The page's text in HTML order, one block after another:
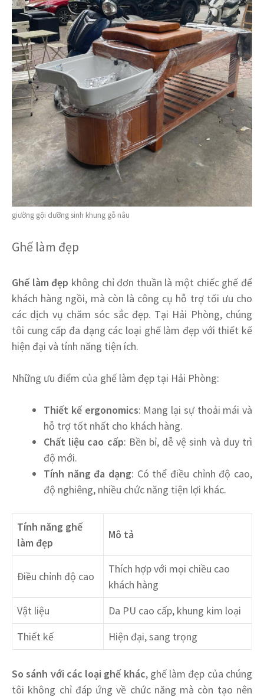
giường gội dưỡng sinh khung gỗ nâu
Ghế làm đẹp
Ghế làm đẹp không chỉ đơn thuần là một chiếc ghế để
khách hàng ngồi, mà còn là công cụ hỗ trợ tối ưu cho
các dịch vụ chăm sóc sắc đẹp. Tại Hải Phòng, chúng
tôi cung cấp đa dạng các loại ghế làm đẹp với thiết kế
hiện đại và tính năng tiện ích.
Những ưu điểm của ghế làm đẹp tại Hải Phòng:
Thiết kế ergonomics: Mang lại sự thoải mái và
hỗ trợ tốt nhất cho khách hàng.
Chất liệu cao cấp: Bền bỉ, dễ vệ sinh và duy trì
độ mới.
Tính năng đa dạng: Có thể điều chỉnh độ cao,
độ nghiêng, nhiều chức năng tiện lợi khác.
Tính năng ghế
làm đẹp
Mô tả
Điều chỉnh độ cao
Thích hợp với mọi chiều cao
khách hàng
Vật liệu
Da PU cao cấp, khung kim loại
Thiết kế
Hiện đại, sang trọng
So sánh với các loại ghế khác, ghế làm đẹp của chúng
tôi không chỉ đáp ứng về chức năng mà còn tạo nên